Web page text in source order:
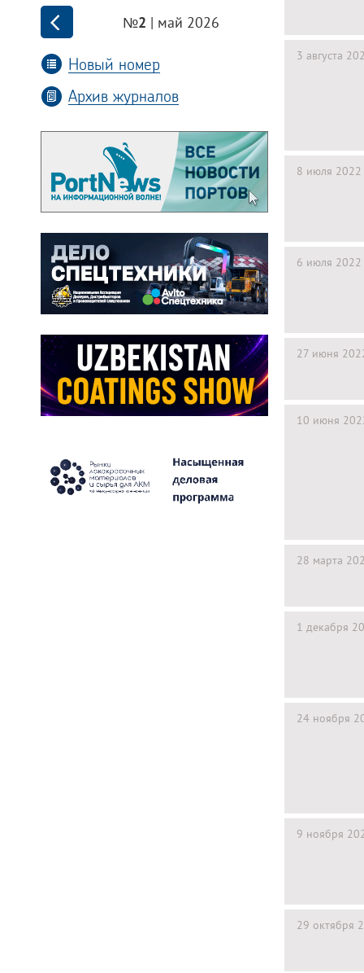
№2 | май 2026
Новый номер
Архив журналов
3 августа
8 июля 2022
6 июля 2022
27 июня
10 июня
28 марта
1 декабря
24 ноября
9 ноября
29 октября